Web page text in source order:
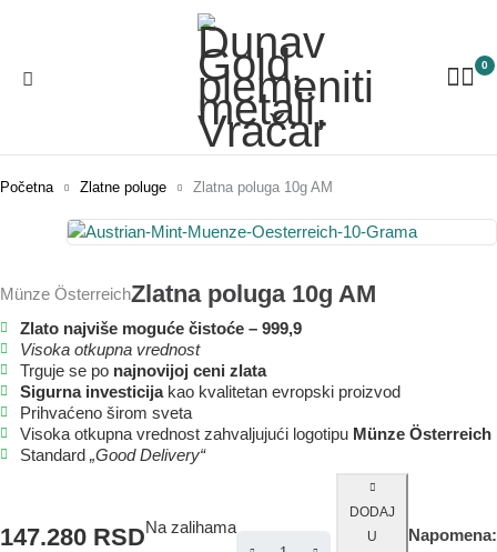
0
Početna Zlatne poluge Zlatna poluga 10g AM
Münze ÖsterreichZlatna poluga 10g AM
Zlato najviše moguće čistoće – 999,9
Visoka otkupna vrednost
Trguje se po najnovijoj ceni zlata
Sigurna investicijakao kvalitetan evropski proizvod
Prihvaćeno širom sveta
Visoka otkupna vrednost zahvaljujući logotipu Münze Österreich
Standard „Good Delivery“
147.280 RSDNa zalihama
DODAJ
U
Napomena: